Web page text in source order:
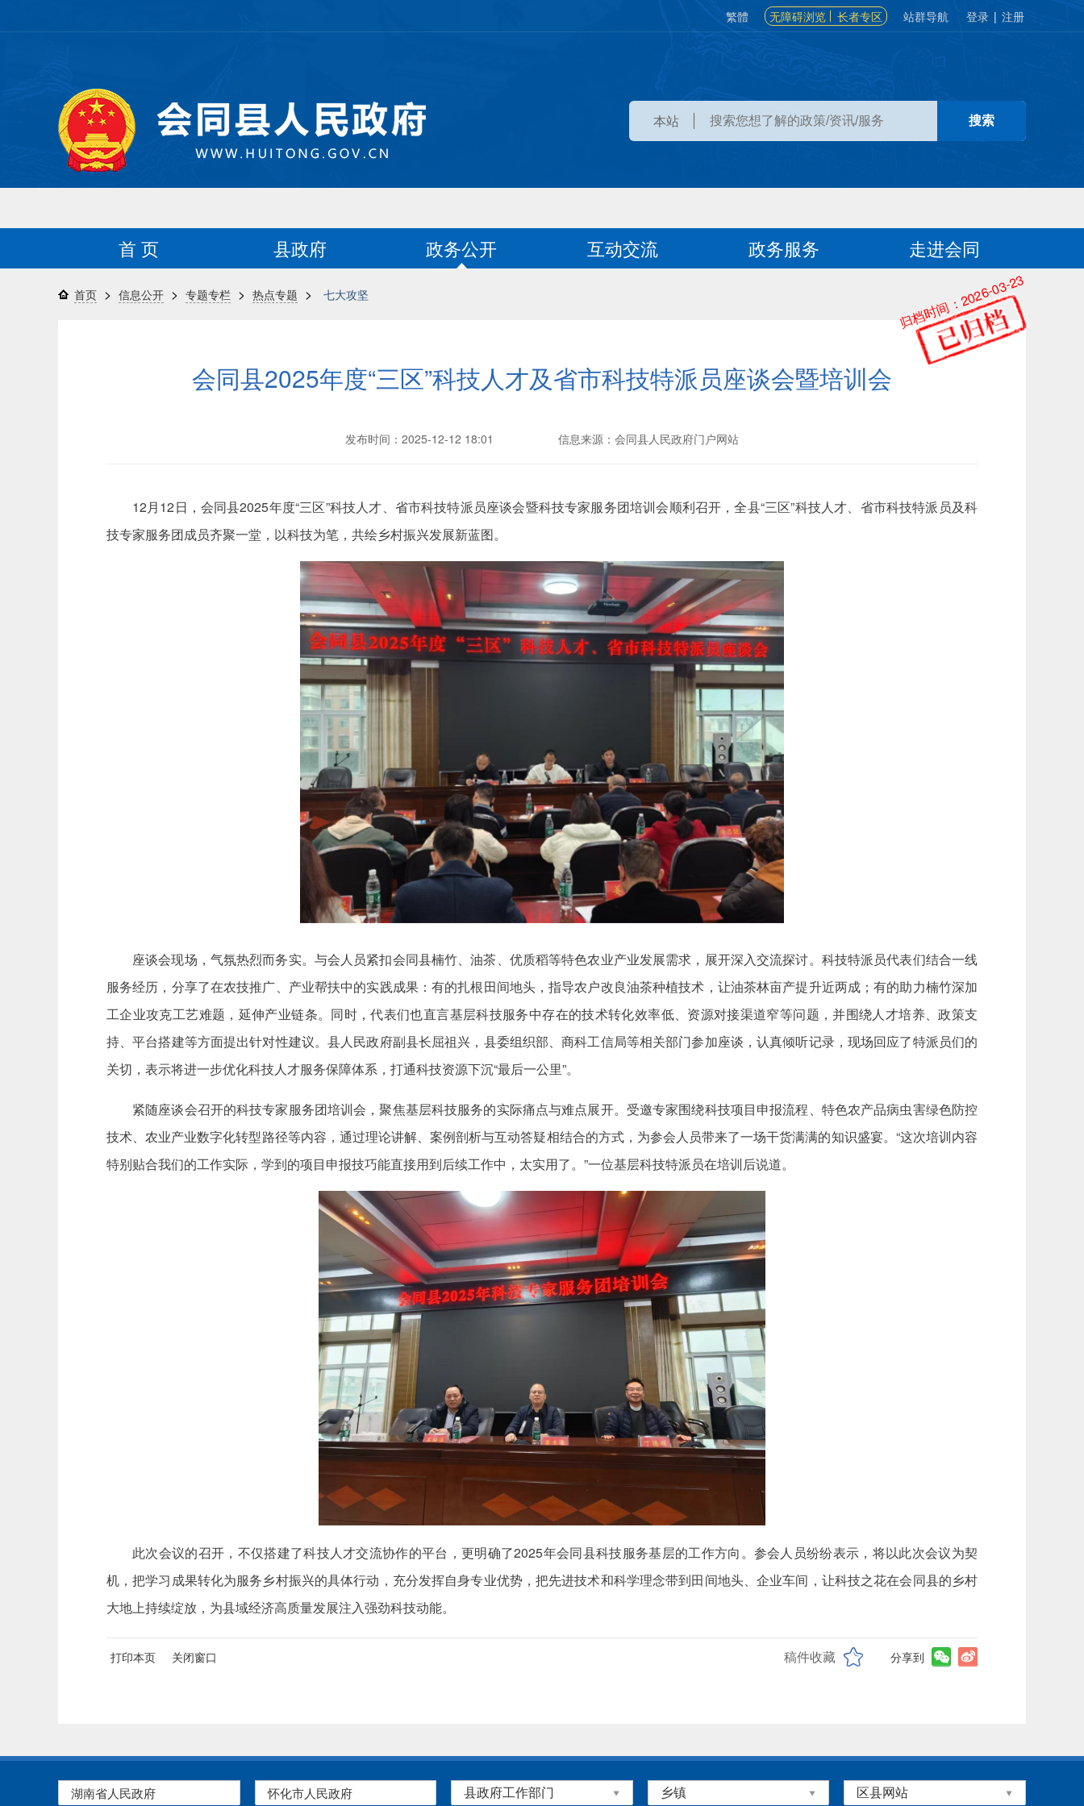
繁體 无障碍浏览 长者专区 站群导航 登录 | 注册
本站
首 页 县政府 政务公开 互动交流 政务服务 走进会同
首页 > 信息公开 > 专题专栏 > 热点专题 > 七大攻坚
会同县2025年度“三区”科技人才及省市科技特派员座谈会暨培训会
发布时间：2025-12-12 18:01 信息来源：会同县人民政府门户网站
12月12日，会同县2025年度“三区”科技人才、省市科技特派员座谈会暨科技专家服务团培训会顺利召开，全县“三区”科技人才、省市科技特派员及科
技专家服务团成员齐聚一堂，以科技为笔，共绘乡村振兴发展新蓝图。
座谈会现场，气氛热烈而务实。与会人员紧扣会同县楠竹、油茶、优质稻等特色农业产业发展需求，展开深入交流探讨。科技特派员代表们结合一线
服务经历，分享了在农技推广、产业帮扶中的实践成果：有的扎根田间地头，指导农户改良油茶种植技术，让油茶林亩产提升近两成；有的助力楠竹深加
工企业攻克工艺难题，延伸产业链条。同时，代表们也直言基层科技服务中存在的技术转化效率低、资源对接渠道窄等问题，并围绕人才培养、政策支
持、平台搭建等方面提出针对性建议。县人民政府副县长屈祖兴，县委组织部、商科工信局等相关部门参加座谈，认真倾听记录，现场回应了特派员们的
关切，表示将进一步优化科技人才服务保障体系，打通科技资源下沉“最后一公里”。
紧随座谈会召开的科技专家服务团培训会，聚焦基层科技服务的实际痛点与难点展开。受邀专家围绕科技项目申报流程、特色农产品病虫害绿色防控
技术、农业产业数字化转型路径等内容，通过理论讲解、案例剖析与互动答疑相结合的方式，为参会人员带来了一场干货满满的知识盛宴。“这次培训内容
特别贴合我们的工作实际，学到的项目申报技巧能直接用到后续工作中，太实用了。”一位基层科技特派员在培训后说道。
此次会议的召开，不仅搭建了科技人才交流协作的平台，更明确了2025年会同县科技服务基层的工作方向。参会人员纷纷表示，将以此次会议为契
机，把学习成果转化为服务乡村振兴的具体行动，充分发挥自身专业优势，把先进技术和科学理念带到田间地头、企业车间，让科技之花在会同县的乡村
大地上持续绽放，为县域经济高质量发展注入强劲科技动能。
打印本页 关闭窗口 稿件收藏 分享到
湖南省人民政府 怀化市人民政府
归档时间：2026-03-23